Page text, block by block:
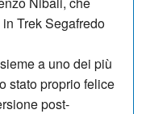
Trek Segafredo
a uno dei più
stato proprio felice
post-